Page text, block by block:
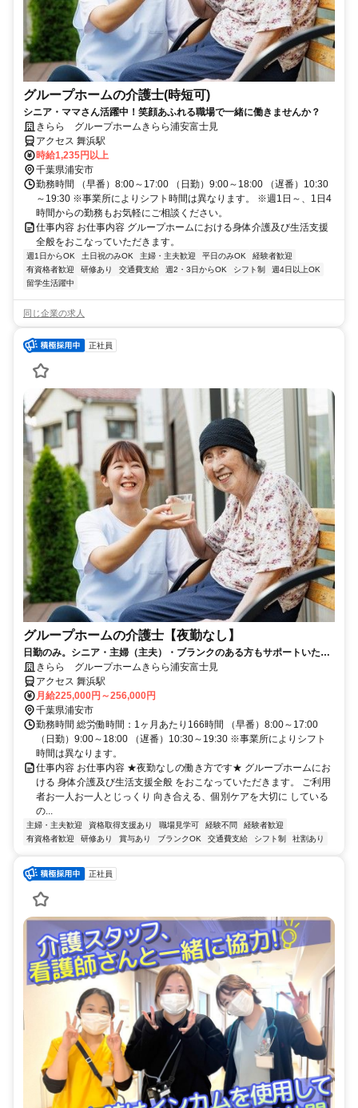
グループホームの介護士(時短可)
シニア・ママさん活躍中！笑顔あふれる職場で一緒に働きませんか？
きらら グループホームきらら浦安富士見
アクセス 舞浜駅
時給1,235円以上
千葉県浦安市
勤務時間 （早番）8:00～17:00 （日勤）9:00～18:00 （遅番）10:30
～19:30 ※事業所によりシフト時間は異なります。 ※週1日～、1日4
時間からの勤務もお気軽にご相談ください。
仕事内容 お仕事内容 グループホームにおける身体介護及び生活支援
全般をおこなっていただきます。
週1日からOK 土日祝のみOK 主婦・主夫歓迎 平日のみOK
経験者歓迎
有資格者歓迎
研修あり 交通費支給 週2・3日からOK シフト制
週4日以上OK
留学生活躍中
同じ企業の求人
正社員
グループホームの介護士【夜勤なし】
日勤のみ。シニア・主婦（主夫）・ブランクのある方もサポートいたし
ます。職場見学も歓迎！
きらら グループホームきらら浦安富士見
アクセス 舞浜駅
月給225,000円～256,000円
千葉県浦安市
勤務時間 総労働時間：1ヶ月あたり166時間 （早番）8:00～17:00
（日勤）9:00～18:00 （遅番）10:30～19:30 ※事業所によりシフト
時間は異なります。
仕事内容 お仕事内容 ★夜勤なしの働き方です★ グループホームにお
ける 身体介護及び生活支援全般 をおこなっていただきます。 ご利用
者お一人お一人とじっくり 向き合える、個別ケアを大切に している
の...
主婦・主夫歓迎 資格取得支援あり 職場見学可 経験不問
経験者歓迎
有資格者歓迎
研修あり 賞与あり ブランクOK 交通費支給 シフト制 社割あり
正社員